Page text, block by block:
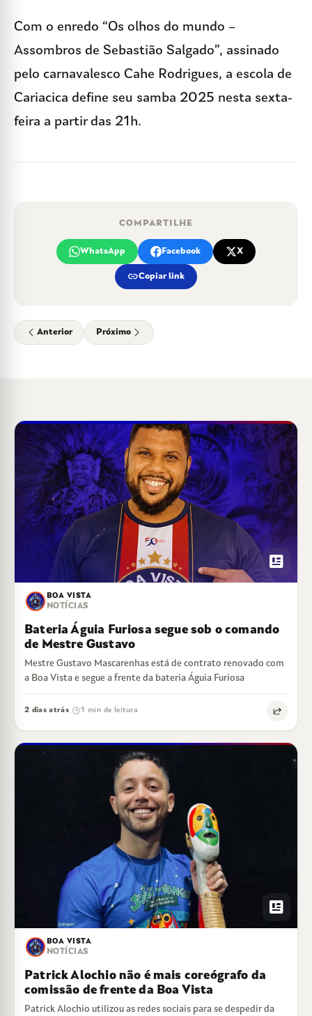
Com o enredo “Os olhos do mundo –
Assombros de Sebastião Salgado”, assinado
pelo carnavalesco Cahe Rodrigues, a escola de
Cariacica define seu samba 2025 nesta sexta-
feira a partir das 21h.
COMPARTILHE
WhatsApp Facebook X
linkCopiar link
Anterior Próximo
newsmode
BOA VISTA
NOTÍCIAS
Bateria Águia Furiosa segue sob o comando
de Mestre Gustavo
Mestre Gustavo Mascarenhas está de contrato renovado com
a Boa Vista e segue a frente da bateria Águia Furiosa
2 dias atrás· 1 min de leitura
newsmode
BOA VISTA
NOTÍCIAS
Patrick Alochio não é mais coreógrafo da
comissão de frente da Boa Vista
Patrick Alochio utilizou as redes sociais para se despedir da